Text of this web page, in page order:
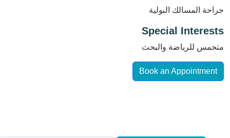
جراحة المسالك البولية
Special Interests
متحمس للرياضة والبحث
Book an Appointment